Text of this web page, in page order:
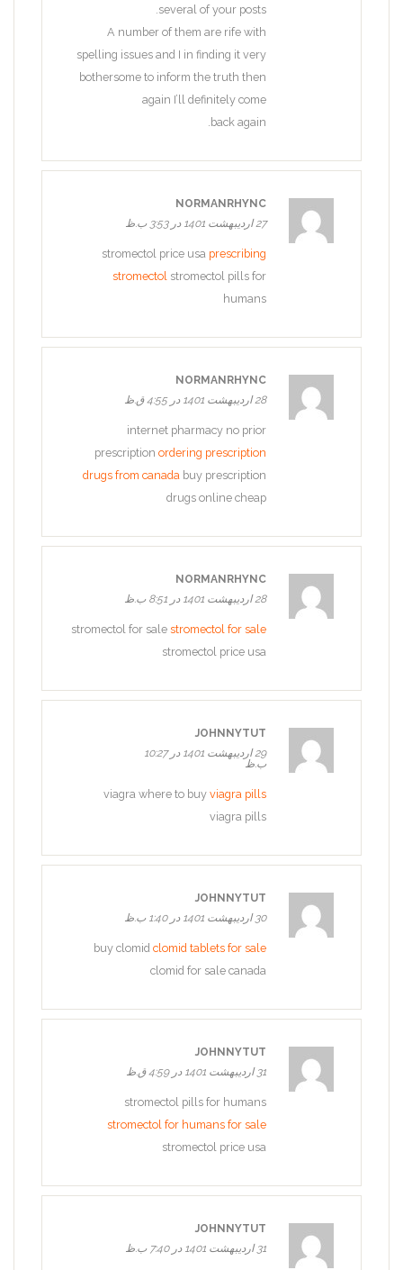
several of your posts.
A number of them are rife with
spelling issues and I in finding it very
bothersome to inform the truth then
again I’ll definitely come
back again.
NORMANRHYNC
27 اردیبهشت 1401 در 3:53 ب.ظ
stromectol price usa prescribing
stromectol stromectol pills for
humans
NORMANRHYNC
28 اردیبهشت 1401 در 4:55 ق.ظ
internet pharmacy no prior
prescription ordering prescription
drugs from canada buy prescription
drugs online cheap
NORMANRHYNC
28 اردیبهشت 1401 در 8:51 ب.ظ
stromectol for sale stromectol for sale
stromectol price usa
JOHNNYTUT
29 اردیبهشت 1401 در 10:27
ب.ظ
viagra where to buy viagra pills
viagra pills
JOHNNYTUT
30 اردیبهشت 1401 در 1:40 ب.ظ
buy clomid clomid tablets for sale
clomid for sale canada
JOHNNYTUT
31 اردیبهشت 1401 در 4:59 ق.ظ
stromectol pills for humans
stromectol for humans for sale
stromectol price usa
JOHNNYTUT
31 اردیبهشت 1401 در 7:40 ب.ظ